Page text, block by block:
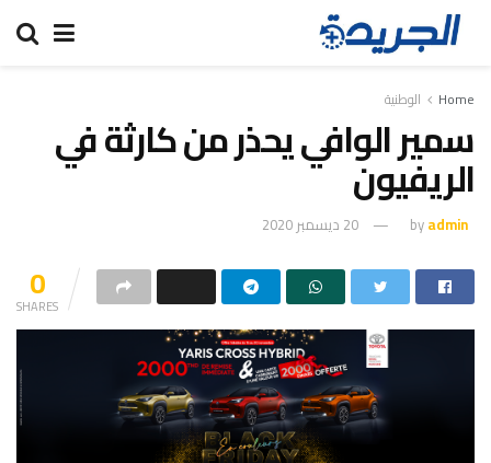
Home الوطنية
سمير الوافي يحذر من كارثة في
الريفيون
byadmin 20 ديسمبر 2020
0
SHARES